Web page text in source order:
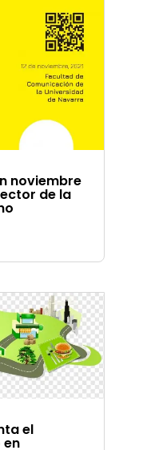
noviembre
de la
el